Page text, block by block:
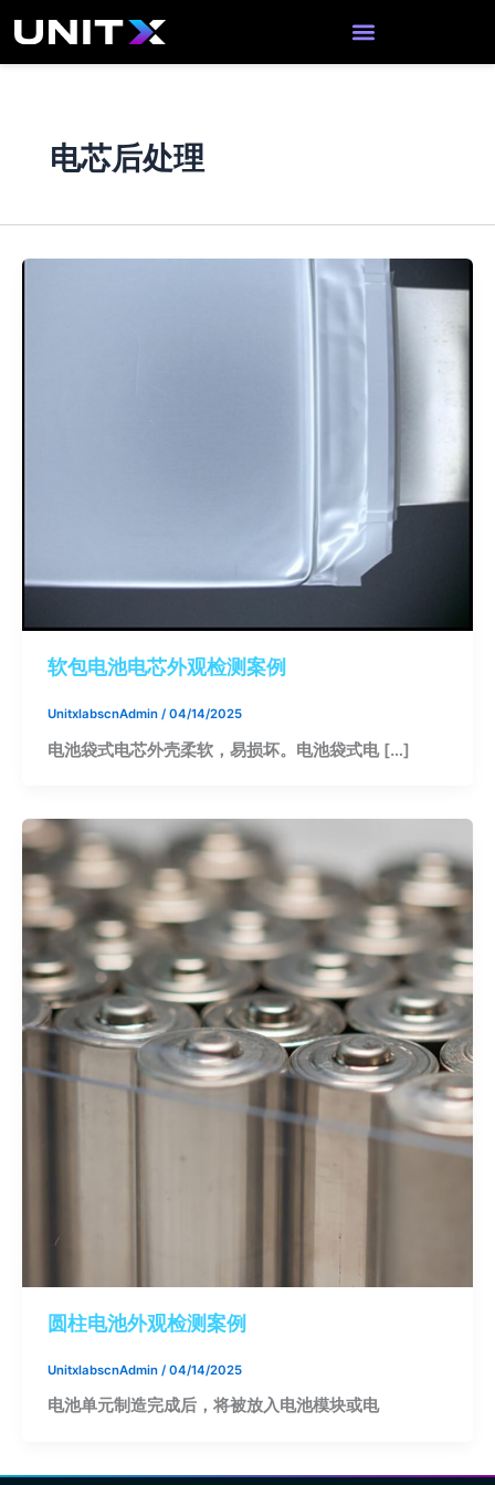
至
电芯后处理
软包电池电芯外观检测案例
UnitxlabscnAdmin / 04/14/2025
电池袋式电芯外壳柔软，易损坏。电池袋式电 […]
圆柱电池外观检测案例
UnitxlabscnAdmin / 04/14/2025
电池单元制造完成后，将被放入电池模块或电